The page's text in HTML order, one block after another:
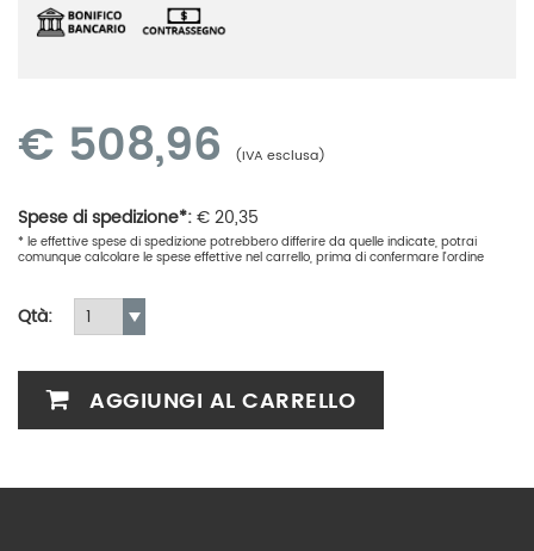
€ 508,96 (IVA esclusa)
Spese di spedizione*:€20,35
* le effettive spese di spedizione potrebbero differire da quelle indicate, potrai
comunque calcolare le spese effettive nel carrello, prima di confermare l'ordine
Qtà:
AGGIUNGI AL CARRELLO